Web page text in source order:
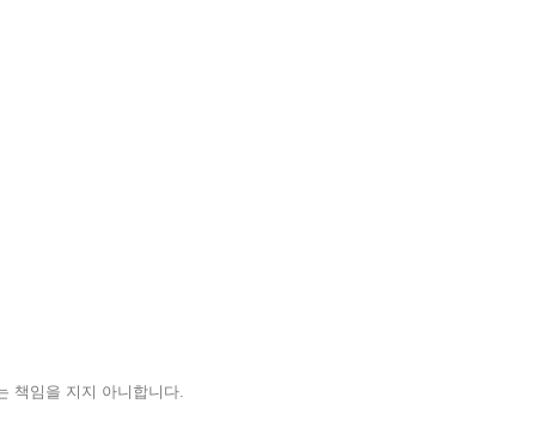
책임을 지지 아니합니다.